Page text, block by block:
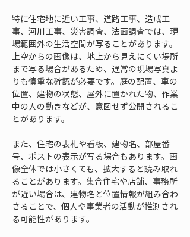
特に住宅地に近い工事、道路工事、造成工
事、河川工事、災害調査、法面調査では、現
場範囲外の生活空間が写ることがあります。
上空からの画像は、地上から見えにくい場所
まで写る場合があるため、通常の現場写真よ
りも慎重な確認が必要です。庭の配置、車の
位置、建物の状態、屋外に置かれた物、作業
中の人の動きなどが、意図せず公開されるこ
とがあります。
また、住宅の表札や看板、建物名、部屋番
号、ポストの表示が写る場合もあります。画
像全体では小さくても、拡大すると読み取れ
ることがあります。集合住宅や店舗、事務所
が近い場合は、建物名と位置情報が組み合わ
さることで、個人や事業者の活動が推測され
る可能性があります。